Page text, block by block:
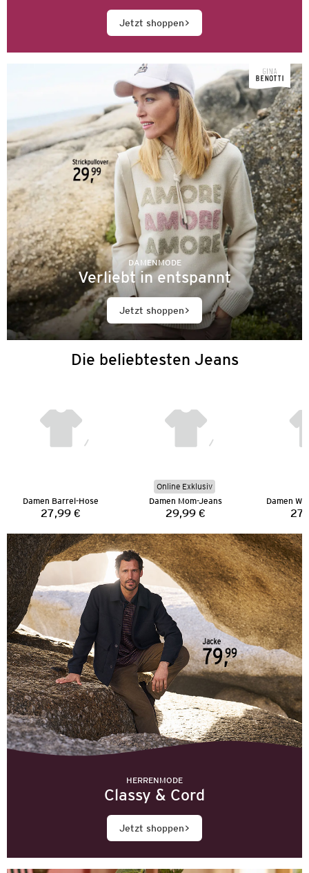
Jetzt shoppen
DAMENMODE
Verliebt in entspannt
Jetzt shoppen
Die beliebtesten Jeans
Damen Barrel-Hose
Preis:
27,99 €
Online Exklusiv
Damen Mom-Jeans
Preis:
29,99 €
Damen
HERRENMODE
Classy & Cord
Jetzt shoppen